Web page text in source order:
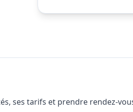
ses tarifs et prendre rendez-